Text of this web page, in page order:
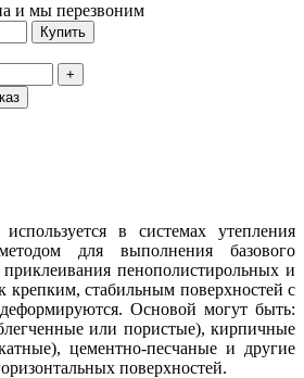
и мы перезвоним
Купить
+
в системах утепления
для выполнения базового
пенополистирольных и
крепким, стабильным поверхностей с
Основой могут быть:
или пористые), кирпичные
цементно-песчаные и другие
поверхностей.